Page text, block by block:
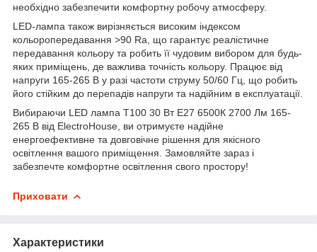
необхідно забезпечити комфортну робочу атмосферу.
LED-лампа також вирізняється високим індексом
кольоропередавання >90 Ra, що гарантує реалістичне
передавання кольору та робить її чудовим вибором для будь-
яких приміщень, де важлива точність кольору. Працює від
напруги 165-265 В у разі частоти струму 50/60 Гц, що робить
його стійким до перепадів напруги та надійним в експлуатації.
Вибираючи LED лампа Т100 30 Вт E27 6500К 2700 Лм 165-
265 В від ElectroHouse, ви отримуєте надійне
енергоефективне та довговічне рішення для якісного
освітлення вашого приміщення. Замовляйте зараз і
забезпечте комфортне освітлення свого простору!
Приховати
Характеристики